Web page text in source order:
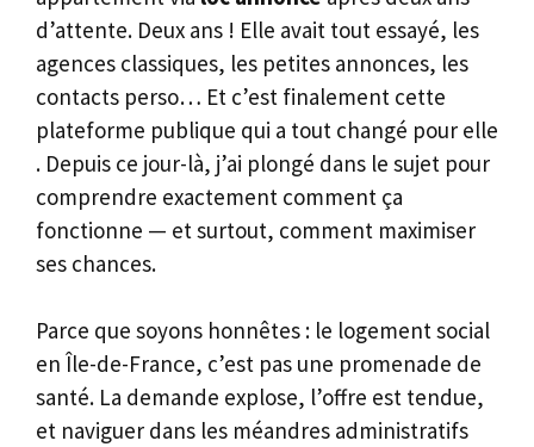
d’attente. Deux ans ! Elle avait tout essayé, les
agences classiques, les petites annonces, les
contacts perso… Et c’est finalement cette
plateforme publique qui a tout changé pour elle
. Depuis ce jour-là, j’ai plongé dans le sujet pour
comprendre exactement comment ça
fonctionne — et surtout, comment maximiser
ses chances.
Parce que soyons honnêtes : le logement social
en Île-de-France, c’est pas une promenade de
santé. La demande explose, l’offre est tendue,
et naviguer dans les méandres administratifs